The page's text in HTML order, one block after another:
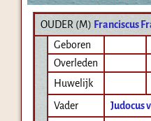
OUDER (M) Franciscus
Geboren
Overleden
Huwelijk
Vader
Judocus